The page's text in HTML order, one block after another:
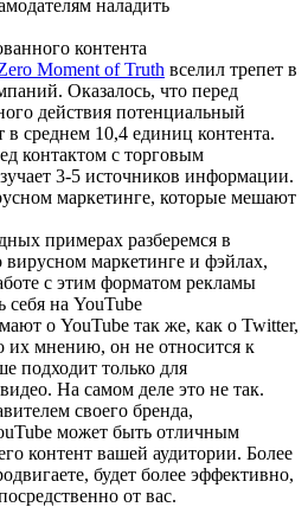
наладить
контента
Moment of Truth вселил трепет в
Оказалось, что перед
действия потенциальный
в среднем 10,4 единиц контента.
контактом с торговым
3-5 источников информации.
маркетинге, которые мешают
примерах разберемся в
маркетинге и фэйлах,
с этим форматом рекламы
себя на YouTube
о YouTube так же, как о Twitter,
их мнению, он не относится к
подходит только для
На самом деле это не так.
своего бренда,
может быть отличным
контент вашей аудитории. Более
будет более эффективно,
от вас.